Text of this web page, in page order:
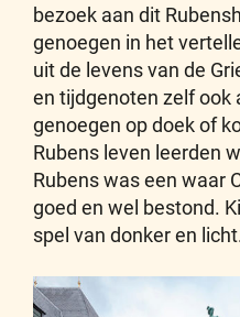
bezoek aan dit
genoegen in het
uit de levens van de
en tijdgenoten zelf ook
genoegen op doek of
Rubens leven leerden
Rubens was een waar
goed en wel bestond.
spel van donker en